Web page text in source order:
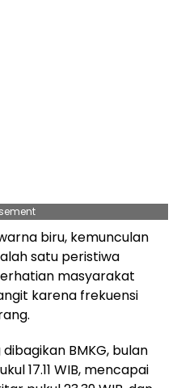
biru, kemunculan
satu peristiwa
masyarakat
karena frekuensi
BMKG, bulan
17.11 WIB, mencapai